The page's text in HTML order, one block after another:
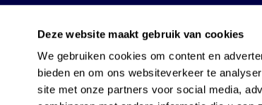
Deze website maakt gebruik van cookies
We gebruiken cookies om content en
bieden en om ons websiteverkeer te
site met onze partners voor social media,
•
Made by Robuust
and used under license by Den Hartog